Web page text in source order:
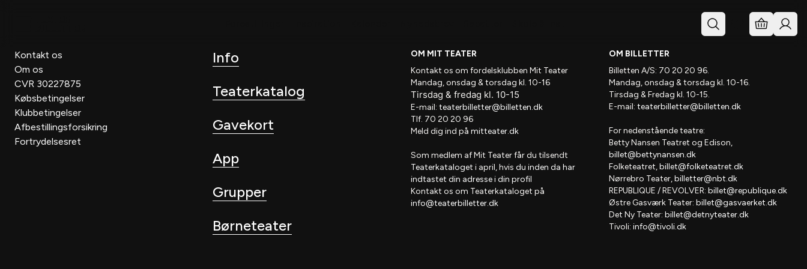
Kontakt os
Om os
CVR 30227875
Købsbetingelser
Klubbetingelser
Afbestillingsforsikring
Fortrydelsesret
Info
Teaterkatalog
Gavekort
App
Grupper
Børneteater
OM MIT TEATER
Kontakt os om fordelsklubben Mit Teater
Mandag, onsdag & torsdag kl. 10-16
Tirsdag & fredag kl. 10-15
E-mail: teaterbilletter@billetten.dk
Tlf. 70 20 20 96
Meld dig ind på mitteater.dk
Som medlem afMit Teaterfår du tilsendt
Teaterkataloget i april, hvis du inden da har
indtastet din adresse i din profil
Kontakt os om Teaterkataloget på
info@teaterbilletter.dk
OM BILLETTER
Billetten A/S: 70 20 20 96.
Mandag, onsdag & torsdag kl. 10-16.
Tirsdag & Fredag kl. 10-15.
E-mail: teaterbilletter@billetten.dk
For nedenstående teatre:
Betty Nansen Teatret og Edison,
billet@bettynansen.dk
Folketeatret,billet@folketeatret.dk
Nørrebro Teater,billetter@nbt.dk
REPUBLIQUE / REVOLVER: billet@republique.dk
Østre Gasværk Teater: billet@gasvaerket.dk
Det Ny Teater: billet@detnyteater.dk
Tivoli: info@tivoli.dk